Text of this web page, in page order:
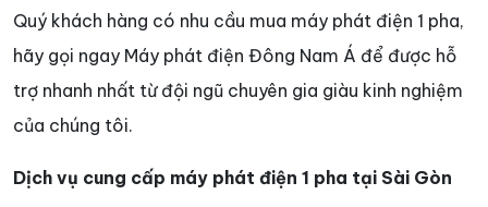
Quý khách hàng có nhu cầu mua máy phát điện 1 pha,
hãy gọi ngay Máy phát điện Đông Nam Á để được hỗ
trợ nhanh nhất từ đội ngũ chuyên gia giàu kinh nghiệm
của chúng tôi.
Dịch vụ cung cấp máy phát điện 1 pha tại Sài Gòn